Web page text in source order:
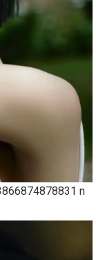
n